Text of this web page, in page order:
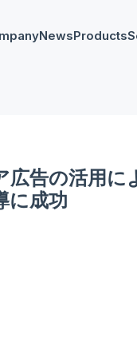
NewsProducts
マーケ
告の活用に
に成功